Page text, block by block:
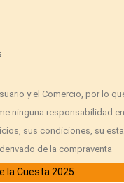
y el Comercio, por lo
ninguna responsabilidad en
sus condiciones, su
de la compraventa
la Cuesta 2025